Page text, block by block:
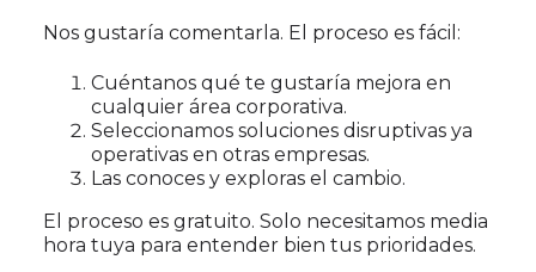
Nos gustaría comentarla. El proceso es fácil:
Cuéntanos qué te gustaría mejora en
cualquier área corporativa.
Seleccionamos soluciones disruptivas ya
operativas en otras empresas.
Las conoces y exploras el cambio.
El proceso es gratuito. Solo necesitamos media
hora tuya para entender bien tus prioridades.